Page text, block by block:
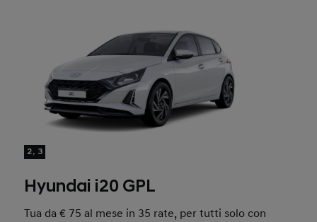
2, 3
Hyundai i20 GPL
Tua da € 75 al mese in 35 rate, per tutti solo con